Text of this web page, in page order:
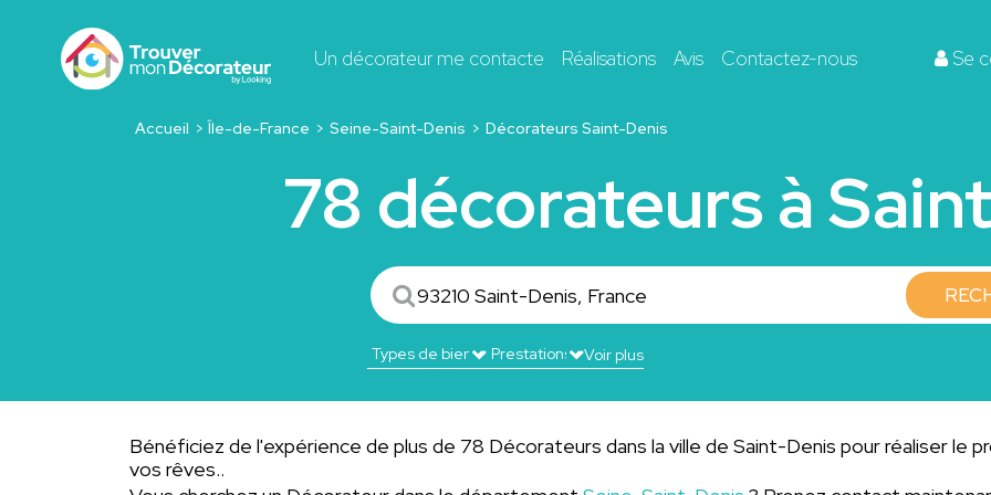
Un décorateur me contacte Réalisations Avis Contactez-nous Se
Accueil Île-de-France Seine-Saint-Denis Décorateurs Saint-Denis
78 décorateurs à
Voir plus
Bénéficiez de l'expérience de plus de 78 Décorateurs dans la ville de Saint-Denis pour réaliser le
vos rêves..